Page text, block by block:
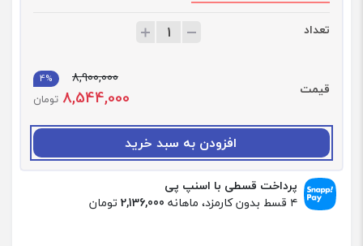
تعداد
ک
ی
ف
ک
قیمت
8,900,000
4%
8,544,000 تومان
افزودن به سبد خرید
پرداخت قسطی با اسنپ پی
۴ قسط بدون کارمزد، ماهانه
2,136,000 تومان